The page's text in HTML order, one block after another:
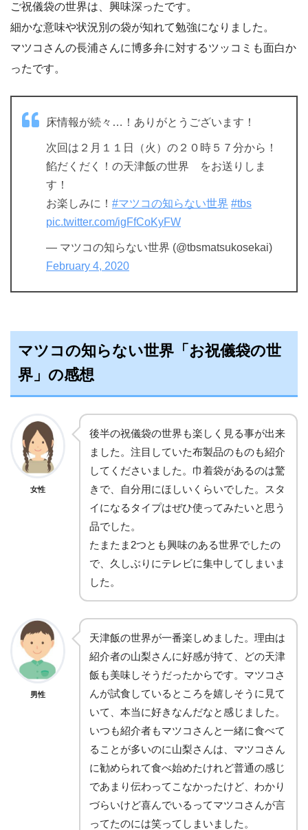
ご祝儀袋の世界は、興味深ったです。
細かな意味や状況別の袋が知れて勉強になりました。
マツコさんの長浦さんに博多弁に対するツッコミも面白か
ったです。
床情報が続々…！ありがとうございます！
次回は２月１１日（火）の２０時５７分から！
餡だくだく！の天津飯の世界 をお送りしま
す！
お楽しみに！ #マツコの知らない世界 #tbs
pic.twitter.com/igFfCoKyFW
— マツコの知らない世界 (@tbsmatsukosekai)
February 4, 2020
マツコの知らない世界「お祝儀袋の世
界」の感想
女性
後半の祝儀袋の世界も楽しく見る事が出来
ました。注目していた布製品のものも紹介
してくださいました。巾着袋があるのは驚
きで、自分用にほしいくらいでした。スタ
イになるタイプはぜひ使ってみたいと思う
品でした。
たまたま2つとも興味のある世界でしたの
で、久しぶりにテレビに集中してしまいま
した。
男性
天津飯の世界が一番楽しめました。理由は
紹介者の山梨さんに好感が持て、どの天津
飯も美味しそうだったからです。マツコさ
んが試食しているところを嬉しそうに見て
いて、本当に好きなんだなと感じました。
いつも紹介者もマツコさんと一緒に食べて
ることが多いのに山梨さんは、マツコさん
に勧められて食べ始めたけれど普通の感じ
であまり伝わってこなかったけど、わかり
づらいけど喜んでいるってマツコさんが言
ってたのには笑ってしまいました。